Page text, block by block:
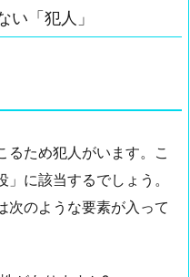
い「犯人」
るため犯人がいます。こ
に該当するでしょう。
次のような要素が入って